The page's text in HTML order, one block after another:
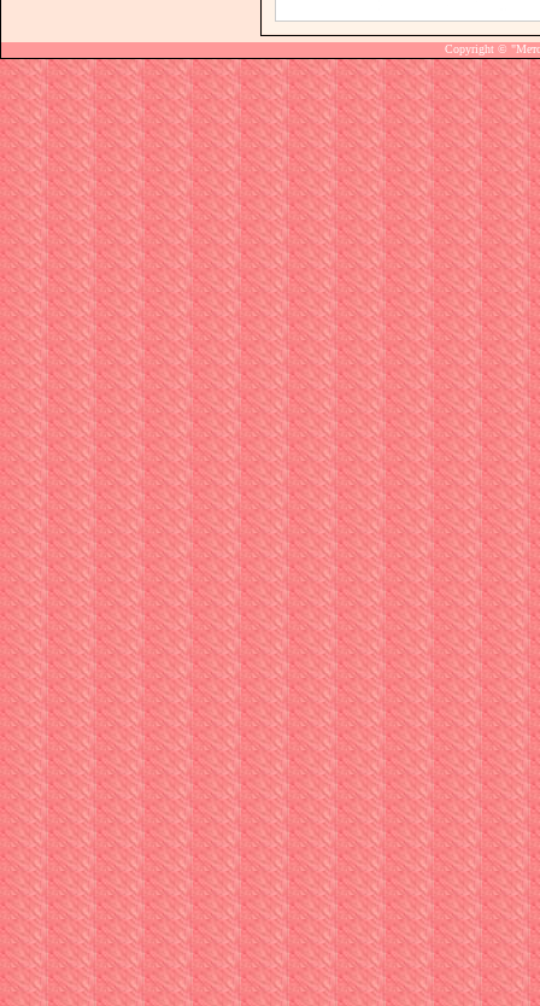
Copyright ©